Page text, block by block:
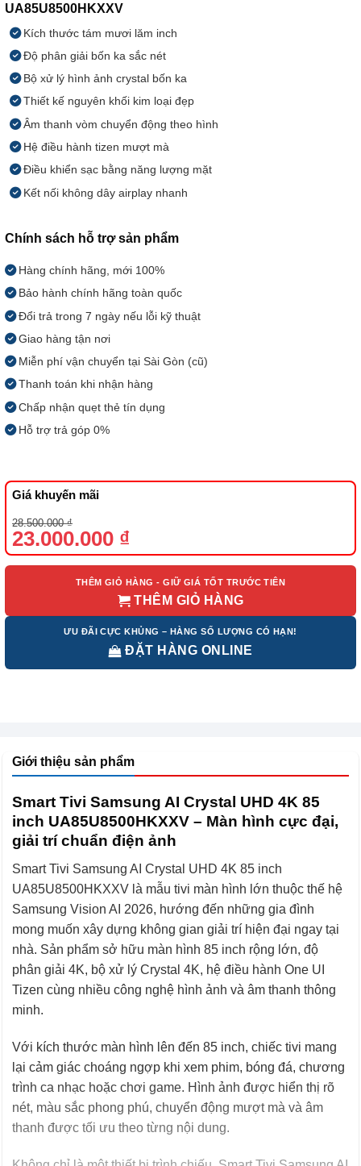
UA85U8500HKXXV
Kích thước tám mươi lăm inch
Độ phân giải bốn ka sắc nét
Bộ xử lý hình ảnh crystal bốn ka
Thiết kế nguyên khối kim loại đẹp
Âm thanh vòm chuyển động theo hình
Hệ điều hành tizen mượt mà
Điều khiển sạc bằng năng lượng mặt
Kết nối không dây airplay nhanh
Chính sách hỗ trợ sản phẩm
Hàng chính hãng, mới 100%
Bảo hành chính hãng toàn quốc
Đổi trả trong 7 ngày nếu lỗi kỹ thuật
Giao hàng tận nơi
Miễn phí vận chuyển tại Sài Gòn (cũ)
Thanh toán khi nhận hàng
Chấp nhận quẹt thẻ tín dụng
Hỗ trợ trả góp 0%
Giá khuyến mãi
28.500.000₫
Giá
gốc
là:
28.500.000 ₫.
23.000.000 ₫
Giá
hiện
tại
là:
THÊM GIỎ HÀNG - GIỮ GIÁ TỐT TRƯỚC TIÊN
THÊM GIỎ HÀNG
ƯU ĐÃI CỰC KHỦNG – HÀNG SỐ LƯỢNG CÓ HẠN!
ĐẶT HÀNG ONLINE
Giới thiệu sản phẩm
Smart Tivi Samsung AI Crystal UHD 4K 85
inch UA85U8500HKXXV – Màn hình cực đại,
giải trí chuẩn điện ảnh
Smart Tivi Samsung AI Crystal UHD 4K 85 inch
UA85U8500HKXXV là mẫu tivi màn hình lớn thuộc thế hệ
Samsung Vision AI 2026, hướng đến những gia đình
mong muốn xây dựng không gian giải trí hiện đại ngay tại
nhà. Sản phẩm sở hữu màn hình 85 inch rộng lớn, độ
phân giải 4K, bộ xử lý Crystal 4K, hệ điều hành One UI
Tizen cùng nhiều công nghệ hình ảnh và âm thanh thông
minh.
Với kích thước màn hình lên đến 85 inch, chiếc tivi mang
lại cảm giác choáng ngợp khi xem phim, bóng đá, chương
trình ca nhạc hoặc chơi game. Hình ảnh được hiển thị rõ
nét, màu sắc phong phú, chuyển động mượt mà và âm
thanh được tối ưu theo từng nội dung.